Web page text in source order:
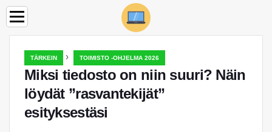
TÄRKEIN › TOIMISTO -OHJELMA 2026
Miksi tiedosto on niin suuri? Näin
löydät ”rasvantekijät”
esityksestäsi